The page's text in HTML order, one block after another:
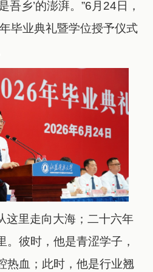
吾乡’的澎湃。”6月24日，
毕业典礼暨学位授予仪式
这里走向大海；二十六年
。彼时，他是青涩学子，
热血；此时，他是行业翘